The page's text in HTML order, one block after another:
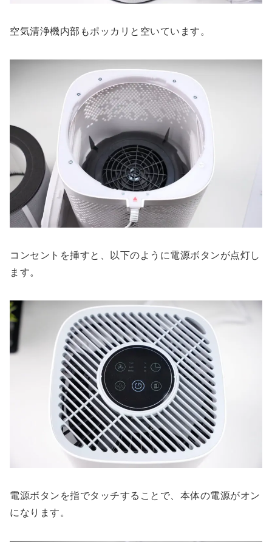
空気清浄機内部もポッカリと空いています。
コンセントを挿すと、以下のように電源ボタンが点灯し
ます。
電源ボタンを指でタッチすることで、本体の電源がオン
になります。